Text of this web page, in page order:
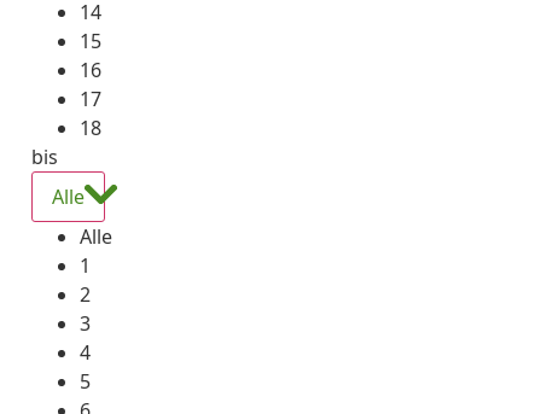
14
15
16
17
18
bis
Alle
Alle
1
2
3
4
5